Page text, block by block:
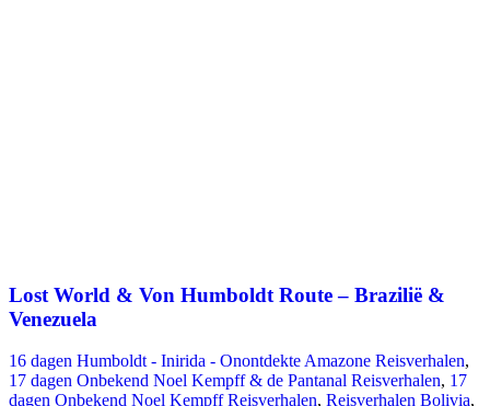
Lost World & Von Humboldt Route – Brazilië &
Venezuela
16 dagen Humboldt - Inirida - Onontdekte Amazone Reisverhalen,
17 dagen Onbekend Noel Kempff & de Pantanal Reisverhalen, 17
dagen Onbekend Noel Kempff Reisverhalen, Reisverhalen Bolivia,